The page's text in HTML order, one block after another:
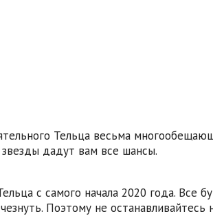
Тельца весьма
дадут вам все шансы.
с самого начала 2020 года.
Поэтому не